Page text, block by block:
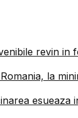
revin
la